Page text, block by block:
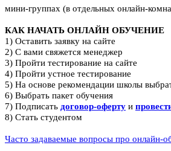
мини-группах (в отдельных онлайн-
КАК НАЧАТЬ ОНЛАЙН ОБУЧЕНИЕ
1) Оставить заявку на сайте
2) С вами свяжется менеджер
3) Пройти тестирование на сайте
4) Пройти устное тестирование
5) На основе рекомендации школы
6) Выбрать пакет обучения
7) Подписать договор-оферту и
8) Стать студентом
Часто задаваемые вопросы про онлайн-